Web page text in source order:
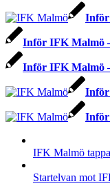
Inför IFK Malmö
Inför IFK Malmö
Inför
Inför
IFK Malmö
Startelvan mot